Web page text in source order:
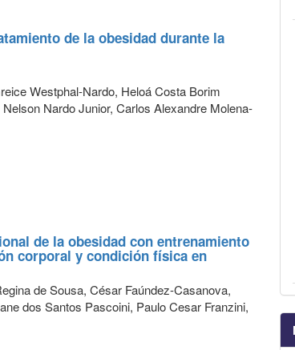
de la obesidad durante la
Westphal-Nardo, Heloá Costa Borim
Nardo Junior, Carlos Alexandre Molena-
de la obesidad con entrenamiento
corporal y condición física en
de Sousa, César Faúndez-Casanova,
dos Santos Pascoini, Paulo Cesar Franzini,